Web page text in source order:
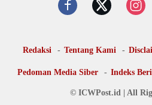
Redaksi Tentang Kami
Pedoman Media Siber Indeks
© ICWPost.id | All